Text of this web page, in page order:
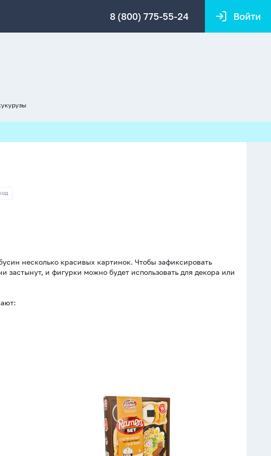
8 (800) 775-55-24 Войти
несколько красивых картинок. Чтобы зафиксировать
застынут, и фигурки можно будет использовать для декора или